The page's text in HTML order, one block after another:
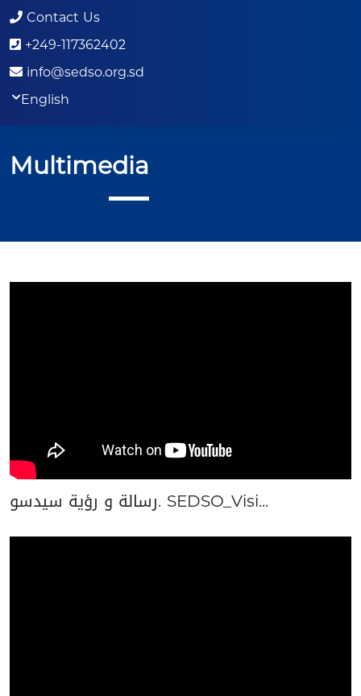
Contact Us
+249-117362402
info@sedso.org.sd
English
Multimedia
رسالة و رؤية سيدسو. SEDSO_Visi...